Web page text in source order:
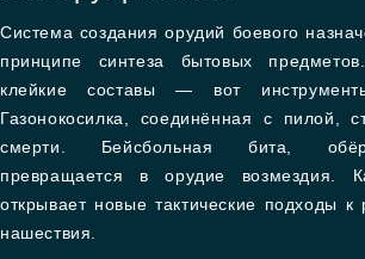
Система создания орудий боевого
принципе синтеза бытовых
клейкие составы — вот
Газонокосилка, соединённая с пилой,
смерти. Бейсбольная бита,
превращается в орудие возмездия.
открывает новые тактические подходы
нашествия.